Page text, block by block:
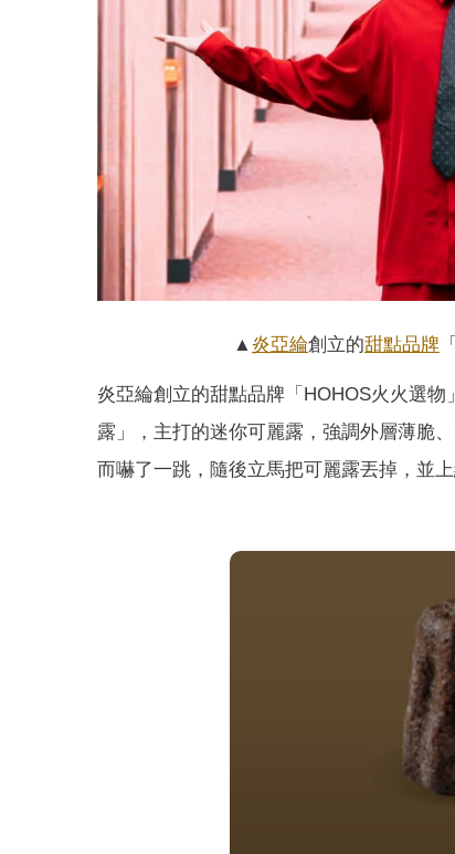
▲ 炎亞綸創立的甜點品牌
炎亞綸創立的甜點品牌「HOHOS火火選
露」，主打的迷你可麗露，強調外層薄脆
而嚇了一跳，隨後立馬把可麗露丟掉，並